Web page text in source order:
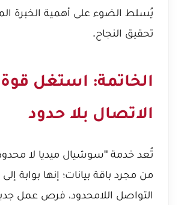
يُسلط الضوء على أهمية الخبرة
تحقيق النجاح.
الخاتمة: استغل قوة
الاتصال بلا حدود
تُعد خدمة "سوشيال ميديا لا محدود
من مجرد باقة بيانات؛ إنها بوابة
التواصل اللامحدود، فرص عمل